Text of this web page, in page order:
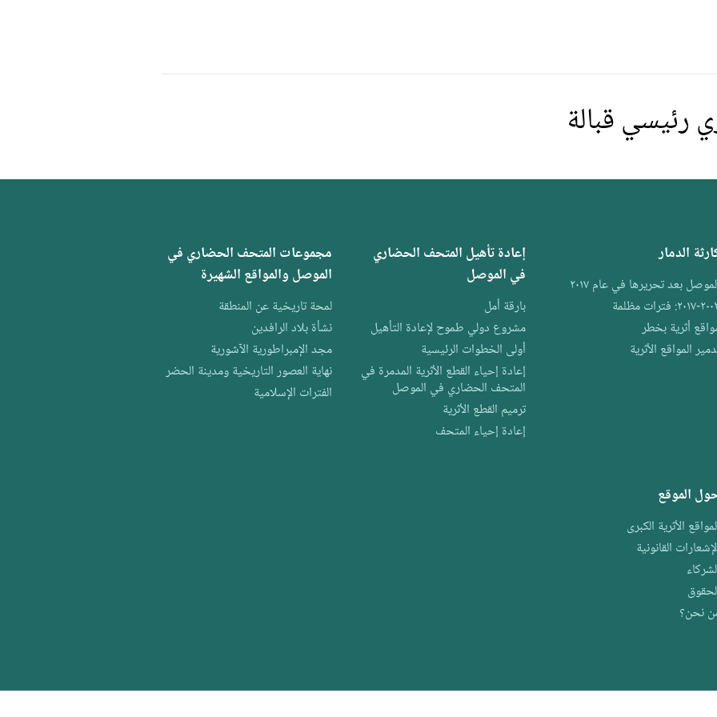
رئيسي قبالة
الدمار
بعد تحريرها في عام ٢٠١٧
فترات مظلمة
أثرية بخطر
المواقع الأثرية
إعادة تأهيل المتحف الحضاري
في الموصل
بارقة أمل
مشروع دولي طموح لإعادة التأهيل
أولى الخطوات الرئيسية
إعادة إحياء القطع الأثرية المدمرة في
المتحف الحضاري في الموصل
ترميم القطع الأثرية
إعادة إحياء المتحف
مجموعات المتحف الحضاري في
الموصل والمواقع الشهيرة
لمحة تاريخية عن المنطقة
نشأة بلاد الرافدين
مجد الإمبراطورية الآشورية
نهاية العصور التاريخية ومدينة الحضر
الفترات الإسلامية
الموقع
الأثرية الكبرى
القانونية
نحن؟